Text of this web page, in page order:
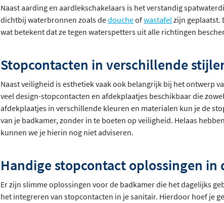
Naast aarding en aardlekschakelaars is het verstandig
dichtbij waterbronnen zoals dedoucheofwastafelzijn geplaatst.
wat betekent dat ze tegen waterspetters uit alle richtingen
Stopcontacten in verschillende
Naast veiligheid is esthetiek vaak ook belangrijk bij het ontwerp
veel design-stopcontacten en afdekplaatjes beschikbaar die
afdekplaatjes in verschillende kleuren en materialen kun je de
van je badkamer, zonder in te boeten op veiligheid. Helaas
kunnen we je hierin nog niet adviseren.
Handige stopcontact oplossingen in
Er zijn slimme oplossingen voor de badkamer die het dagelijks
het integreren van stopcontacten in je sanitair. Hierdoor hoef je